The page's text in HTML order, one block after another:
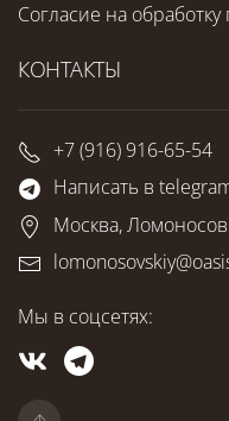
Согласие на
КОНТАКТЫ
+7 (916) 916-65-54
Написать в
Москва,
Мы в соцсетях: